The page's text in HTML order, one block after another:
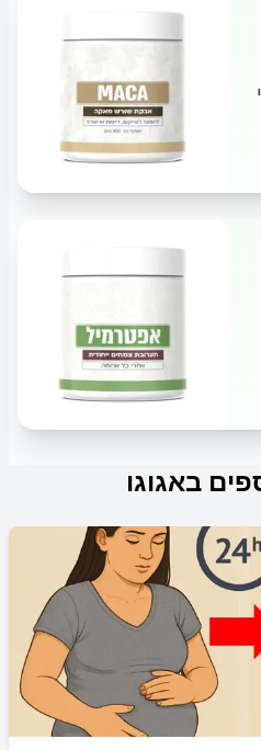
באגוגו